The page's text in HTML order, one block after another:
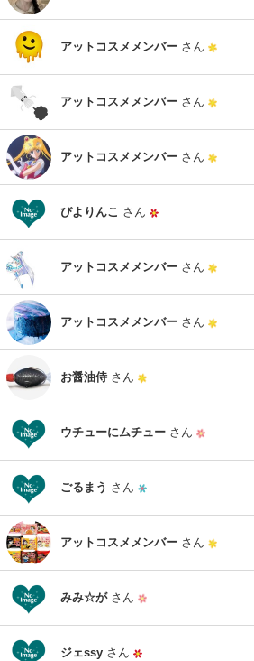
アットコスメメンバー さん
アットコスメメンバー さん
アットコスメメンバー さん
びよりんこ さん
アットコスメメンバー さん
アットコスメメンバー さん
お醤油侍 さん
ウチューにムチュー さん
ごるまう さん
アットコスメメンバー さん
みみ☆が さん
ジェssy さん